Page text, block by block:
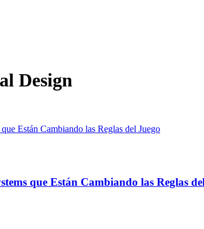
Design
que Están Cambiando las Reglas